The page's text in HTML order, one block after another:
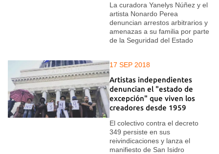
La curadora Yanelys Núñez y el
artista Nonardo Perea
denuncian arrestos arbitrarios y
amenazas a su familia por parte
de la Seguridad del Estado
17 SEP 2018
Artistas independientes
denuncian el "estado de
excepción" que viven los
creadores desde 1959
El colectivo contra el decreto
349 persiste en sus
reivindicaciones y lanza el
manifiesto de San Isidro